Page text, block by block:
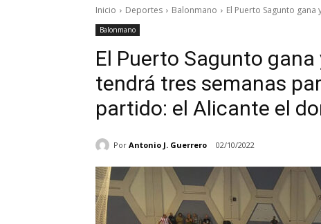
Inicio Deportes Balonmano El Puerto Sagunto
Balonmano
El Puerto Sagunto
tendrá tres semanas
partido: el Alicante el
Por Antonio J. Guerrero 02/10/2022